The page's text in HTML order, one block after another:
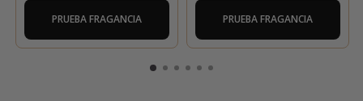
PRUEBA FRAGANCIA PRUEBA FRAGANCIA